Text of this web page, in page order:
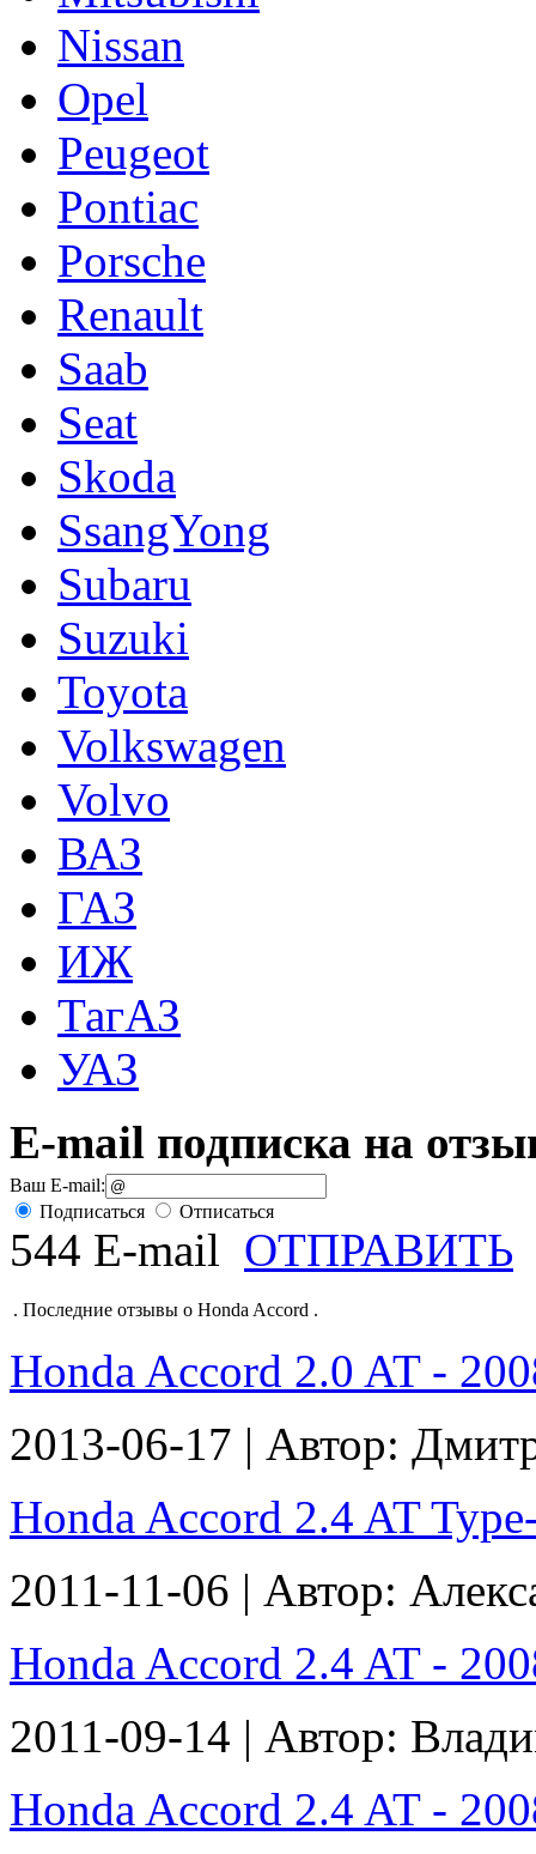
Nissan
Opel
Peugeot
Pontiac
Porsche
Renault
Saab
Seat
Skoda
SsangYong
Subaru
Suzuki
Toyota
Volkswagen
Volvo
ВАЗ
ГАЗ
ИЖ
ТагАЗ
УАЗ
E-mail подписка на
Ваш E-mail:
Подписаться
Отписаться
544 E-mail ОТПРАВИТЬ
. Последние отзывы о Honda Accord .
Honda Accord 2.0 AT -
2013-06-17 | Автор:
Honda Accord 2.4 AT
2011-11-06 | Автор:
Honda Accord 2.4 AT -
2011-09-14 | Автор:
Honda Accord 2.4 AT -